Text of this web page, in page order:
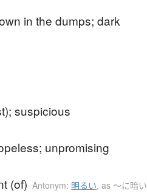
in the dumps; dark
suspicious
unpromising
(of) Antonym: 明るい,as 〜に暗い